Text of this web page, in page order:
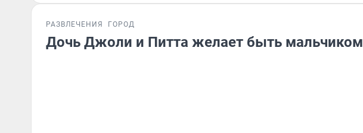
РАЗВЛЕЧЕНИЯ ГОРОД
Дочь Джоли и Питта желает быть мальчиком